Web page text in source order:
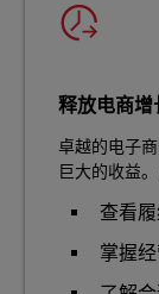
释放电商增
卓越的电子
巨大的收益
查看
掌握